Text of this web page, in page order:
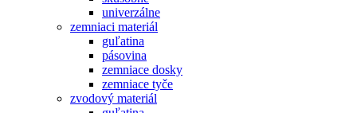
univerzálne
zemniaci materiál
guľatina
pásovina
zemniace dosky
zemniace tyče
zvodový materiál